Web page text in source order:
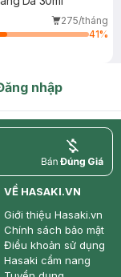
275/tháng
41%
nhập
price
VỀ HASAKI.VN
Giới thiệu Hasaki.vn
Chính sách bảo mật
Điều khoản sử dụng
Hasaki cẩm nang